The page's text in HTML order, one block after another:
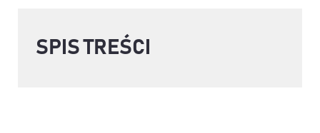
SPIS TREŚCI